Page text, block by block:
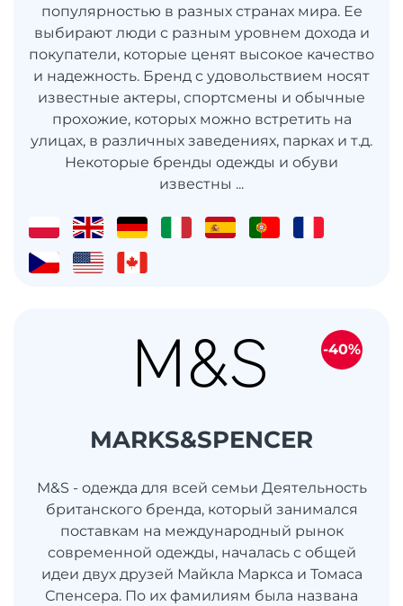
популярностью в разных странах мира. Ее
выбирают люди с разным уровнем дохода и
покупатели, которые ценят высокое качество
и надежность. Бренд с удовольствием носят
известные актеры, спортсмены и обычные
прохожие, которых можно встретить на
улицах, в различных заведениях, парках и т.д.
Некоторые бренды одежды и обуви
известны ...
MARKS&SPENCER
M&S - одежда для всей семьи Деятельность
британского бренда, который занимался
поставкам на международный рынок
современной одежды, началась с общей
идеи двух друзей Майкла Маркса и Томаса
Спенсера. По их фамилиям была названа
-40%